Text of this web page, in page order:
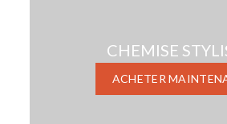
CHEMISE
ACHETER